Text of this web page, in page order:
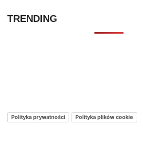
TRENDING
Polityka prywatności Polityka plików cookie